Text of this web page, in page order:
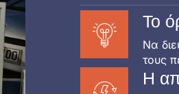
Το
Να
τους
Η